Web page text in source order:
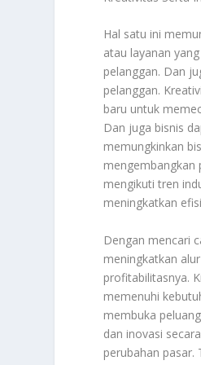
Hal satu ini
atau layanan
pelanggan. Dan
pelanggan.
baru untuk
Dan juga bisnis
memungkinkan
mengembangkan
mengikuti tren
meningkatkan
Dengan mencari
meningkatkan
profitabilitasnya.
memenuhi
membuka
dan inovasi
perubahan pasar.